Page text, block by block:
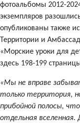
фотоальбомы 2012-
экземпляров
опубликованы также
Территории и
«Морские уроки для
здесь 198-199
«Мы не вправе
только территория,
прибойной полосы,
отдельная